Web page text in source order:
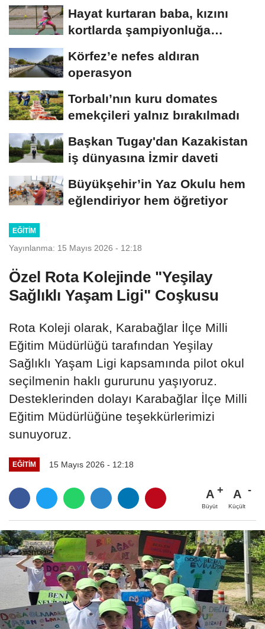
Hayat kurtaran baba, kızını
kortlarda şampiyonluğa
Körfez’e nefes aldıran
operasyon
Torbalı’nın kuru domates
emekçileri yalnız bırakılmadı
Başkan Tugay'dan Kazakistan
iş dünyasına İzmir daveti
Büyükşehir’in Yaz Okulu hem
eğlendiriyor hem öğretiyor
EĞITIM
Yayınlanma: 15 Mayıs 2026 - 12:18
Özel Rota Kolejinde "Yeşilay
Sağlıklı Yaşam Ligi" Coşkusu
Rota Koleji olarak, Karabağlar İlçe Milli
Eğitim Müdürlüğü tarafından Yeşilay
Sağlıklı Yaşam Ligi kapsamında pilot okul
seçilmenin haklı gururunu yaşıyoruz.
Desteklerinden dolayı Karabağlar İlçe Milli
Eğitim Müdürlüğüne teşekkürlerimizi
sunuyoruz.
EĞITIM 15 Mayıs 2026 - 12:18
A
Büyüt
A
Küçült